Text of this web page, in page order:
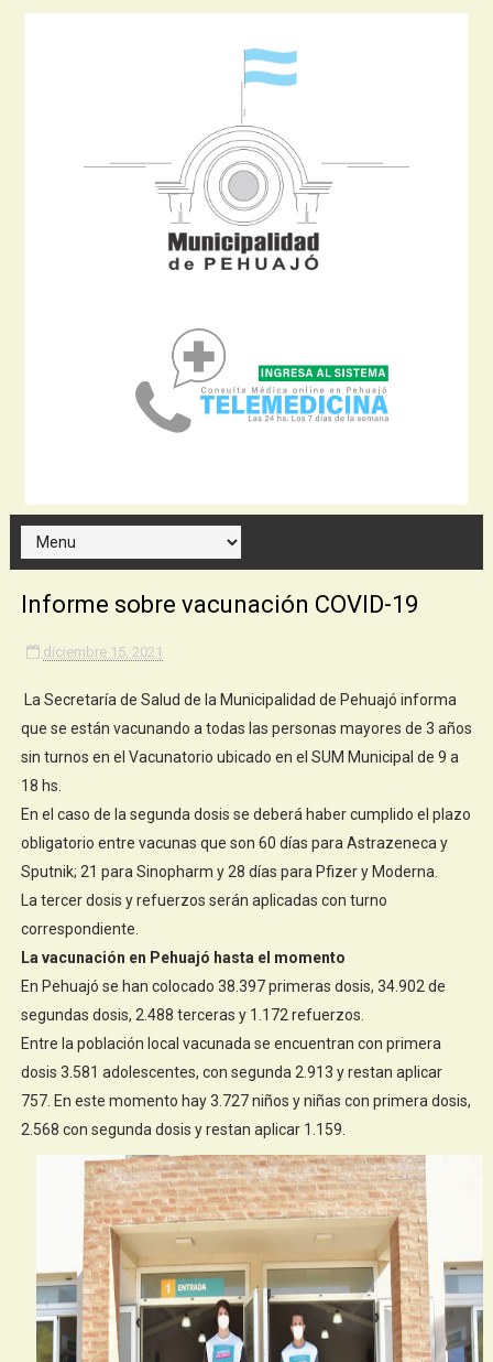
Informe sobre vacunación COVID-19
diciembre 15, 2021
La Secretaría de Salud de la Municipalidad de Pehuajó informa
que se están vacunando a todas las personas mayores de 3 años
sin turnos en el Vacunatorio ubicado en el SUM Municipal de 9 a
18 hs.
En el caso de la segunda dosis se deberá haber cumplido el plazo
obligatorio entre vacunas que son 60 días para Astrazeneca y
Sputnik; 21 para Sinopharm y 28 días para Pfizer y Moderna.
La tercer dosis y refuerzos serán aplicadas con turno
correspondiente.
La vacunación en Pehuajó hasta el momento
En Pehuajó se han colocado 38.397 primeras dosis, 34.902 de
segundas dosis, 2.488 terceras y 1.172 refuerzos.
Entre la población local vacunada se encuentran con primera
dosis 3.581 adolescentes, con segunda 2.913 y restan aplicar
757. En este momento hay 3.727 niños y niñas con primera dosis,
2.568 con segunda dosis y restan aplicar 1.159.